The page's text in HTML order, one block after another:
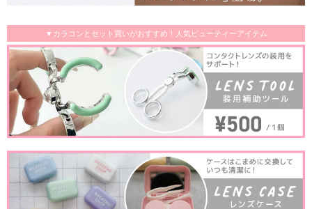
▼カラコンとセット買いがおすすめ！人気ビューティーアイテム